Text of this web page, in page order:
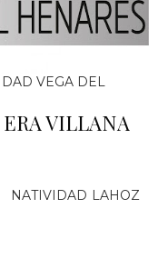
VEGA DEL
VILLANA